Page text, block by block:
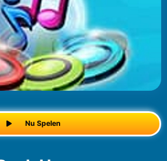
Nu Spelen